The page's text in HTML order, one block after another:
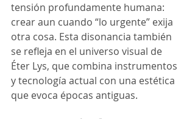
tensión profundamente humana:
crear aun cuando “lo urgente” exija
otra cosa. Esta disonancia también
se refleja en el universo visual de
Éter Lys, que combina instrumentos
y tecnología actual con una estética
que evoca épocas antiguas.